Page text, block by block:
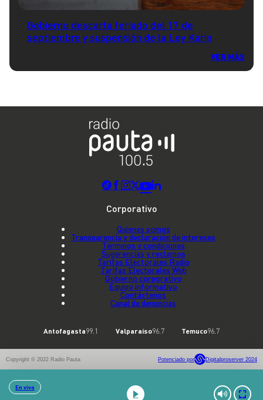
Gobierno descarta feriado del 17 de
septiembre y suspensión de la Ley Karin
VER MÁS
En vivo
Corporativo
Quienes somos
Transparencia y declaración de intereses
Términos y condiciones
Sugerencias y reclamos
Tarifas Electorales Radio
Tarifas Electorales Web
Gobierno corporativo
Equipo informativo
Contáctenos
Canal de denuncias
Antofagasta99.1 Valparaíso96.7 Temuco96.7
Copyright © 2022 Radio Pauta Potenciado por Digitalproserver 2024